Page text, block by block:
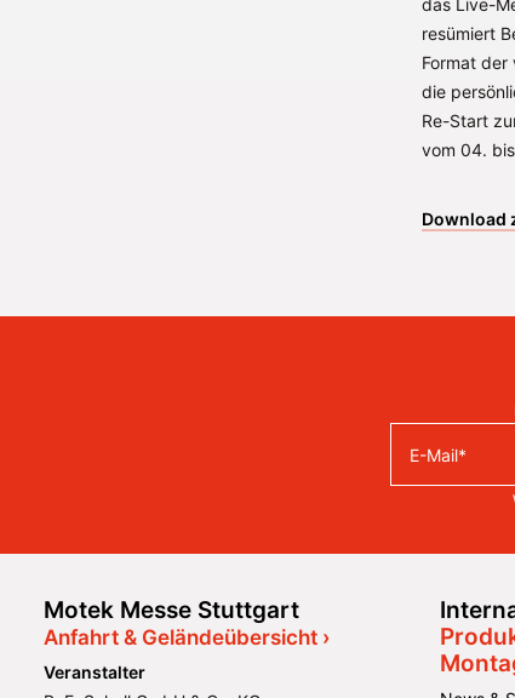
das Live-
resümiert
Format
die
Re-Start
vom 04.
Download
Motek Messe Stuttgart
Anfahrt & Geländeübersicht ›
Veranstalter